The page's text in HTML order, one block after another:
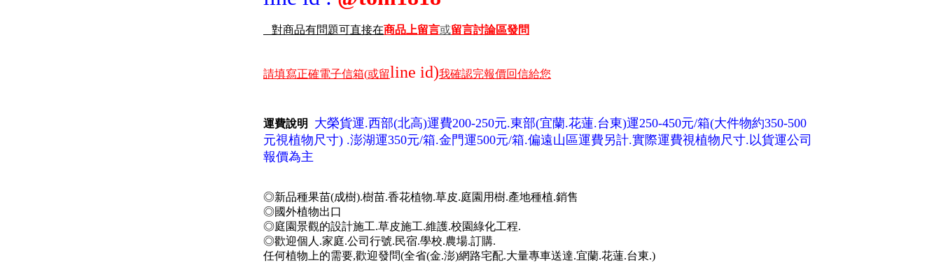
對商品有問題可直接在商品上留言或留言討論區發問
請填寫正確電子信箱(或留line id)我確認完報價回信給您
運費說明
大榮貨運.西部(北高)運費200-250元.東部(宜蘭.花蓮.台東)運250-450元/箱(大件物約350-500
元視植物尺寸) .澎湖運350元/箱.金門運500元/箱.偏遠山區運費另計.實際運費視植物尺寸.以貨運公司
報價為主
◎新品種果苗(成樹).樹苗.香花植物.草皮.庭園用樹.產地種植.銷售
◎國外植物出口
◎庭園景觀的設計施工.草皮施工.維護.校園綠化工程.
◎歡迎個人.家庭.公司行號.民宿.學校.農場.訂購.
任何植物上的需要,歡迎發問(全省(金.澎)網路宅配.大量專車送達.宜蘭.花蓮.台東.)